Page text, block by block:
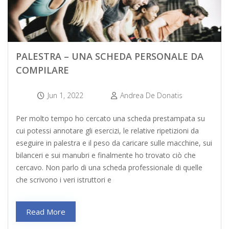
PALESTRA – UNA SCHEDA PERSONALE DA
COMPILARE
Jun 1, 2022 Andrea De Donatis
Per molto tempo ho cercato una scheda prestampata su
cui potessi annotare gli esercizi, le relative ripetizioni da
eseguire in palestra e il peso da caricare sulle macchine, sui
bilanceri e sui manubri e finalmente ho trovato ciò che
cercavo. Non parlo di una scheda professionale di quelle
che scrivono i veri istruttori e
Read More